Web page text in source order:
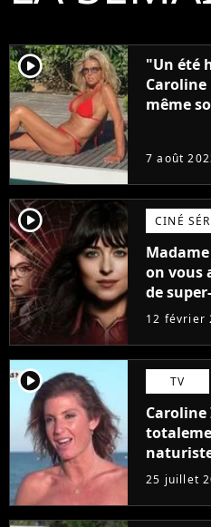
player2
"Un été
même
7 août
player2 CINÉ
on vous
de
12 février
player2 TV
25 juillet